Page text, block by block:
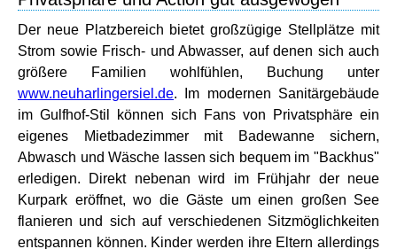
Der neue Platzbereich bietet großzügige Stellplätze mit
Strom sowie Frisch- und Abwasser, auf denen sich auch
größere Familien wohlfühlen, Buchung unter
www.neuharlingersiel.de. Im modernen Sanitärgebäude
im Gulfhof-Stil können sich Fans von Privatsphäre ein
eigenes Mietbadezimmer mit Badewanne sichern,
Abwasch und Wäsche lassen sich bequem im "Backhus"
erledigen. Direkt nebenan wird im Frühjahr der neue
Kurpark eröffnet, wo die Gäste um einen großen See
flanieren und sich auf verschiedenen Sitzmöglichkeiten
entspannen können. Kinder werden ihre Eltern allerdings